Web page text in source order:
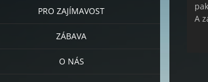
PRO ZAJÍMAVOST
ZÁBAVA
O NÁS
A